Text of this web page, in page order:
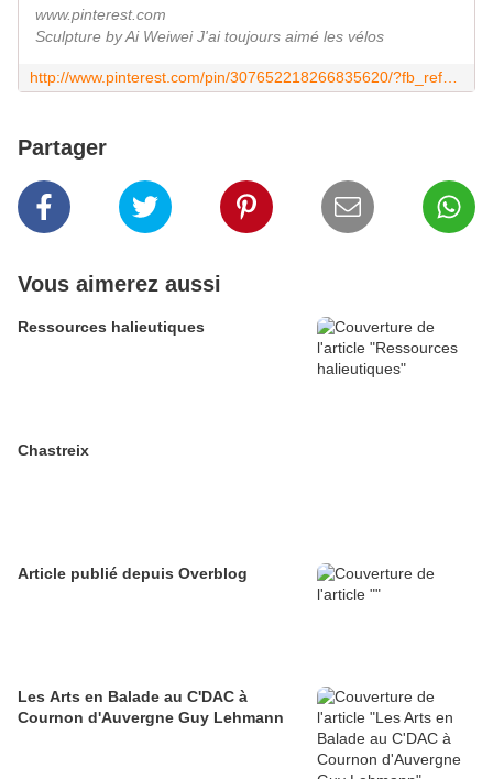
www.pinterest.com
Sculpture by Ai Weiwei J'ai toujours aimé les vélos
Partager
Vous aimerez aussi
Ressources halieutiques
Chastreix
Article publié depuis Overblog
Les Arts en Balade au C'DAC à
Cournon d'Auvergne Guy Lehmann